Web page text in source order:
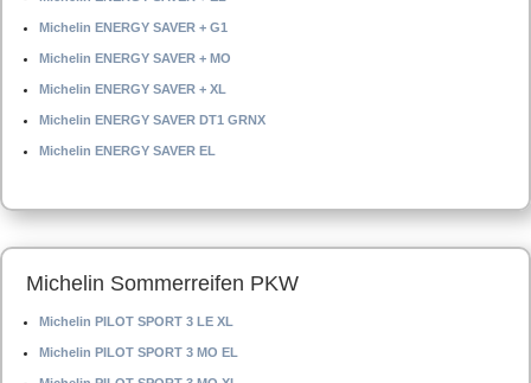
Michelin ENERGY SAVER + G1
Michelin ENERGY SAVER + MO
Michelin ENERGY SAVER + XL
Michelin ENERGY SAVER DT1 GRNX
Michelin ENERGY SAVER EL
Michelin Sommerreifen PKW
Michelin PILOT SPORT 3 LE XL
Michelin PILOT SPORT 3 MO EL